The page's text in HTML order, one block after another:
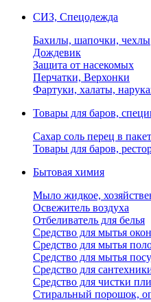
СИЗ, Спецодежда
Бахилы, шапочки, чехлы
Дождевик
Защита от насекомых
Перчатки, Верхонки
Фартуки, халаты,
Товары для баров,
Сахар соль перец в
Товары для баров,
Бытовая химия
Мыло жидкое,
Освежитель воздуха
Отбеливатель для белья
Средство для мытья окон
Средство для мытья
Средство для мытья
Средство для
Средство для чистки
Стиральный порошок,